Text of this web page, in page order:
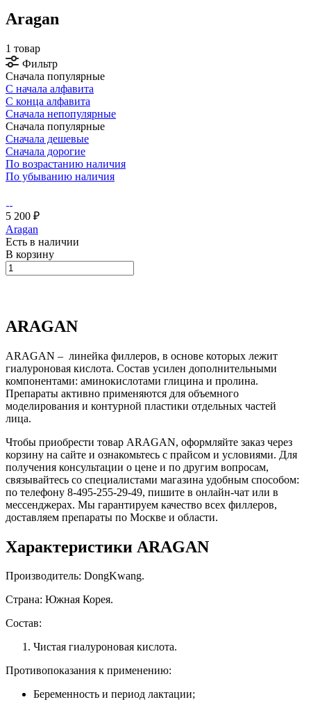
Aragan
1 товар
Фильтр
Сначала популярные
С начала алфавита
С конца алфавита
Сначала непопулярные
Сначала популярные
Сначала дешевые
Сначала дорогие
По возрастанию наличия
По убыванию наличия
5 200 ₽
Aragan
Есть в наличии
В корзину
ARAGAN
ARAGAN – линейка филлеров, в основе которых лежит
гиалуроновая кислота. Состав усилен дополнительными
компонентами: аминокислотами глицина и пролина.
Препараты активно применяются для объемного
моделирования и контурной пластики отдельных частей
лица.
Чтобы приобрести товар ARAGAN, оформляйте заказ через
корзину на сайте и ознакомьтесь с прайсом и условиями. Для
получения консультации о цене и по другим вопросам,
связывайтесь со специалистами магазина удобным способом:
по телефону 8-495-255-29-49, пишите в онлайн-чат или в
мессенджерах. Мы гарантируем качество всех филлеров,
доставляем препараты по Москве и области.
Характеристики ARAGAN
Производитель: DongKwang.
Страна: Южная Корея.
Состав:
Чистая гиалуроновая кислота.
Противопоказания к применению:
Беременность и период лактации;